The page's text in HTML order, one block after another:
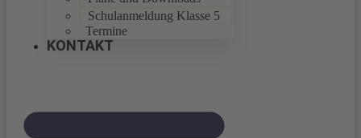
Schulanmeldung Klasse 5
Termine
KONTAKT